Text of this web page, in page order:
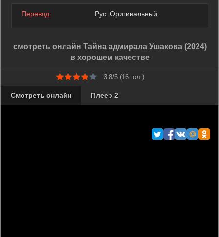
Перевод: Рус. Оригинальный
смотреть онлайн Тайна адмирала Ушакова (2024)
в хорошем качестве
3.8/5 (16 гол.)
Смотреть онлайн Плеер 2